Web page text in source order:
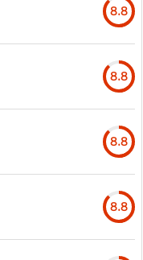
8.8
8.8
8.8
8.8